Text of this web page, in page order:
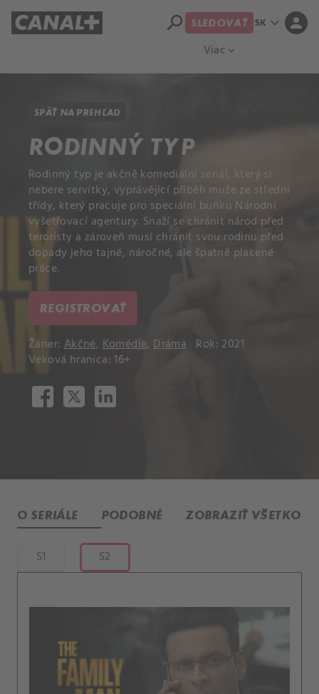
Viac expand_more
search SLEDOVAŤ SK expand_more person
SPÄŤ NA PREHĽAD
RODINNÝ TYP
Rodinný typ je akčně komediální seriál, který si
nebere servítky, vyprávějící příběh muže ze střední
třídy, který pracuje pro speciální buňku Národní
vyšetřovací agentury. Snaží se chránit národ před
teroristy a zároveň musí chránit svou rodinu před
dopady jeho tajné, náročné, ale špatně placené
práce.
REGISTROVAŤ
Žáner: Akčné, Komédie,Dráma Rok: 2021
Veková hranica: 16+
O SERIÁLE PODOBNÉ ZOBRAZIŤ VŠETKO
S1 S2